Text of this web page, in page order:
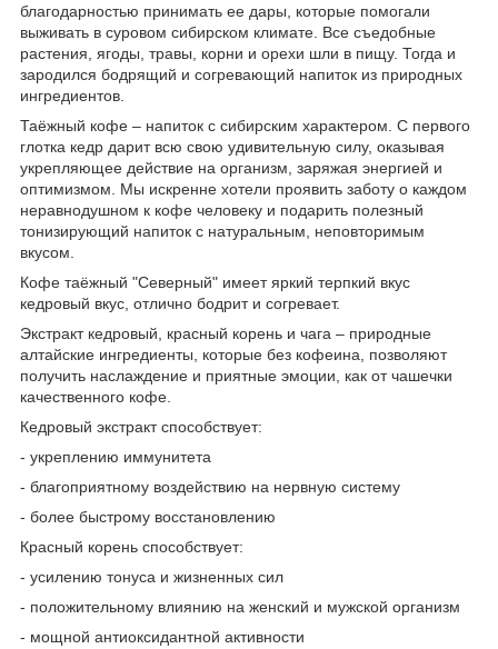
благодарностью принимать ее дары, которые помогали
выживать в суровом сибирском климате. Все съедобные
растения, ягоды, травы, корни и орехи шли в пищу. Тогда и
зародился бодрящий и согревающий напиток из природных
ингредиентов.
Таёжный кофе – напиток с сибирским характером. С первого
глотка кедр дарит всю свою удивительную силу, оказывая
укрепляющее действие на организм, заряжая энергией и
оптимизмом. Мы искренне хотели проявить заботу о каждом
неравнодушном к кофе человеку и подарить полезный
тонизирующий напиток с натуральным, неповторимым
вкусом.
Кофе таёжный "Северный" имеет яркий терпкий вкус
кедровый вкус, отлично бодрит и согревает.
Экстракт кедровый, красный корень и чага – природные
алтайские ингредиенты, которые без кофеина, позволяют
получить наслаждение и приятные эмоции, как от чашечки
качественного кофе.
Кедровый экстракт способствует:
- укреплению иммунитета
- благоприятному воздействию на нервную систему
- более быстрому восстановлению
Красный корень способствует:
- усилению тонуса и жизненных сил
- положительному влиянию на женский и мужской организм
- мощной антиоксидантной активности